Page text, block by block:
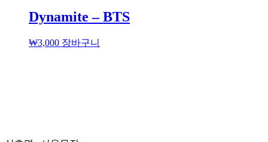
Dynamite – BTS
₩3,000 장바구니